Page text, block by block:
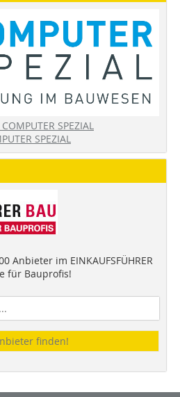
SPEZIAL
SPEZIAL
Anbieter im EINKAUFSFÜHRER
für Bauprofis!
finden!